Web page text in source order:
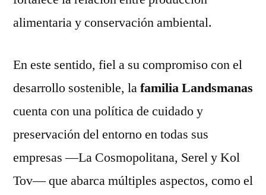
alimentaria y conservación ambiental.
En este sentido, fiel a su compromiso con el
desarrollo sostenible, lafamilia Landsmanas
cuenta con una política de cuidado y
preservación del entorno en todas sus
empresas —La Cosmopolitana, Serel y Kol
Tov— que abarca múltiples aspectos, como el